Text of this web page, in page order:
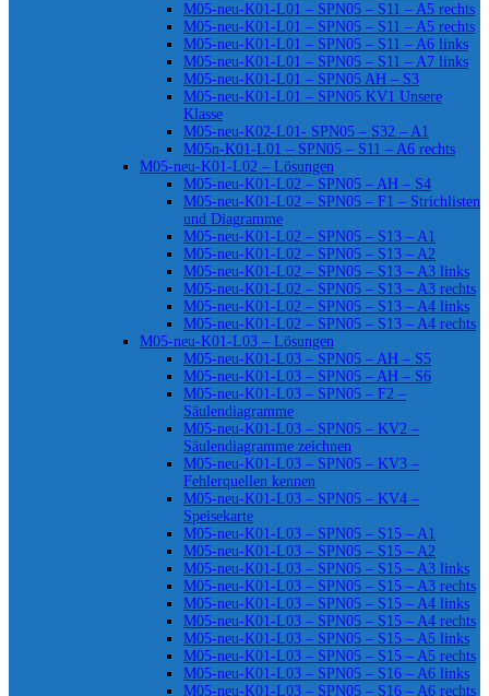
M05-neu-K01-L01 – SPN05 – S11 – A5 rechts
M05-neu-K01-L01 – SPN05 – S11 – A5 rechts
M05-neu-K01-L01 – SPN05 – S11 – A6 links
M05-neu-K01-L01 – SPN05 – S11 – A7 links
M05-neu-K01-L01 – SPN05 AH – S3
M05-neu-K01-L01 – SPN05 KV1 Unsere
Klasse
M05-neu-K02-L01- SPN05 – S32 – A1
M05n-K01-L01 – SPN05 – S11 – A6 rechts
M05-neu-K01-L02 – Lösungen
M05-neu-K01-L02 – SPN05 – AH – S4
M05-neu-K01-L02 – SPN05 – F1 – Strichlisten
und Diagramme
M05-neu-K01-L02 – SPN05 – S13 – A1
M05-neu-K01-L02 – SPN05 – S13 – A2
M05-neu-K01-L02 – SPN05 – S13 – A3 links
M05-neu-K01-L02 – SPN05 – S13 – A3 rechts
M05-neu-K01-L02 – SPN05 – S13 – A4 links
M05-neu-K01-L02 – SPN05 – S13 – A4 rechts
M05-neu-K01-L03 – Lösungen
M05-neu-K01-L03 – SPN05 – AH – S5
M05-neu-K01-L03 – SPN05 – AH – S6
M05-neu-K01-L03 – SPN05 – F2 –
Säulendiagramme
M05-neu-K01-L03 – SPN05 – KV2 –
Säulendiagramme zeichnen
M05-neu-K01-L03 – SPN05 – KV3 –
Fehlerquellen kennen
M05-neu-K01-L03 – SPN05 – KV4 –
Speisekarte
M05-neu-K01-L03 – SPN05 – S15 – A1
M05-neu-K01-L03 – SPN05 – S15 – A2
M05-neu-K01-L03 – SPN05 – S15 – A3 links
M05-neu-K01-L03 – SPN05 – S15 – A3 rechts
M05-neu-K01-L03 – SPN05 – S15 – A4 links
M05-neu-K01-L03 – SPN05 – S15 – A4 rechts
M05-neu-K01-L03 – SPN05 – S15 – A5 links
M05-neu-K01-L03 – SPN05 – S15 – A5 rechts
M05-neu-K01-L03 – SPN05 – S16 – A6 links
M05-neu-K01-L03 – SPN05 – S16 – A6 rechts